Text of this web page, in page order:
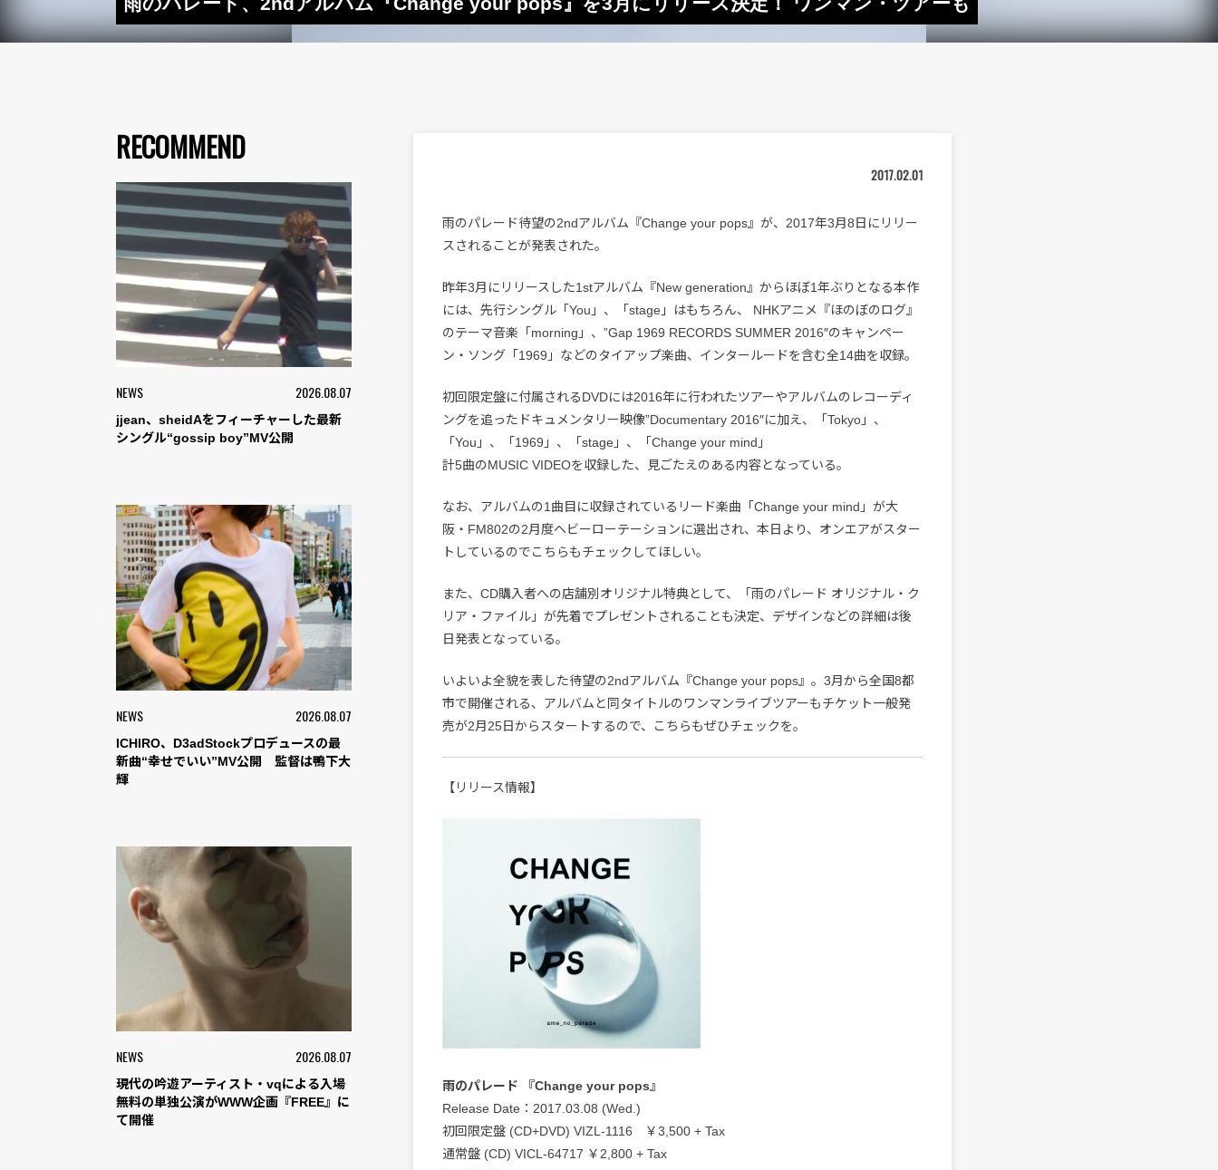
RECOMMEND
NEWS 2026.08.07
jjean、sheidAをフィーチャーした最新
シングル“gossip boy”MV公開
NEWS 2026.08.07
ICHIRO、D3adStockプロデュースの最
新曲“幸せでいい”MV公開 監督は鴨下大
輝
NEWS 2026.08.07
現代の吟遊アーティスト・vqによる入場
無料の単独公演がWWW企画『FREE』に
て開催
2017.02.01
雨のパレード待望の2ndアルバム『Change your pops』が、2017年3月8日にリリー
スされることが発表された。
昨年3月にリリースした1stアルバム『New generation』からほぼ1年ぶりとなる本作
には、先行シングル「You」、「stage」はもちろん、 NHKアニメ『ほのぼのログ』
のテーマ音楽「morning」、”Gap 1969 RECORDS SUMMER 2016″のキャンペー
ン・ソング「1969」などのタイアップ楽曲、インタールードを含む全14曲を収録。
初回限定盤に付属されるDVDには2016年に行われたツアーやアルバムのレコーディ
ングを追ったドキュメンタリー映像”Documentary 2016″に加え、「Tokyo」、
「You」、「1969」、「stage」、「Change your mind」
計5曲のMUSIC VIDEOを収録した、見ごたえのある内容となっている。
なお、アルバムの1曲目に収録されているリード楽曲「Change your mind」が大
阪・FM802の2月度ヘビーローテーションに選出され、本日より、オンエアがスター
トしているのでこちらもチェックしてほしい。
また、CD購入者への店舗別オリジナル特典として、「雨のパレード オリジナル・ク
リア・ファイル」が先着でプレゼントされることも決定、デザインなどの詳細は後
日発表となっている。
いよいよ全貌を表した待望の2ndアルバム『Change your pops』。3月から全国8都
市で開催される、アルバムと同タイトルのワンマンライブツアーもチケット一般発
売が2月25日からスタートするので、こちらもぜひチェックを。
【リリース情報】
雨のパレード 『Change your pops』
Release Date：2017.03.08 (Wed.)
初回限定盤 (CD+DVD) VIZL-1116 ￥3,500 + Tax
通常盤 (CD) VICL-64717 ￥2,800 + Tax